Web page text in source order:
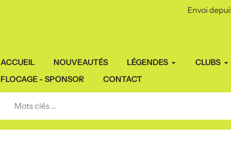
Envoi depuis la
ACCUEIL NOUVEAUTÉS LÉGENDES CLUBS
FLOCAGE - SPONSOR
CONTACT